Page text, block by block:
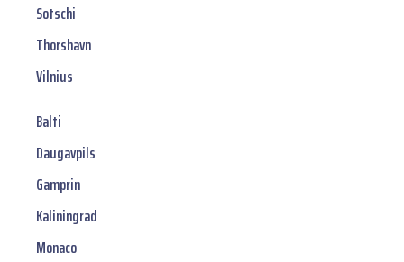
Sotschi
Thorshavn
Vilnius
Balti
Daugavpils
Gamprin
Kaliningrad
Monaco